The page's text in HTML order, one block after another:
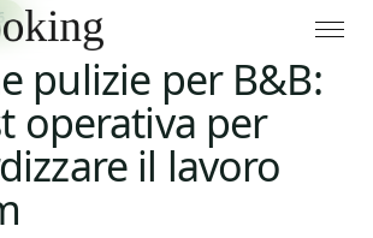
pulizie per B&B:
operativa per
il lavoro